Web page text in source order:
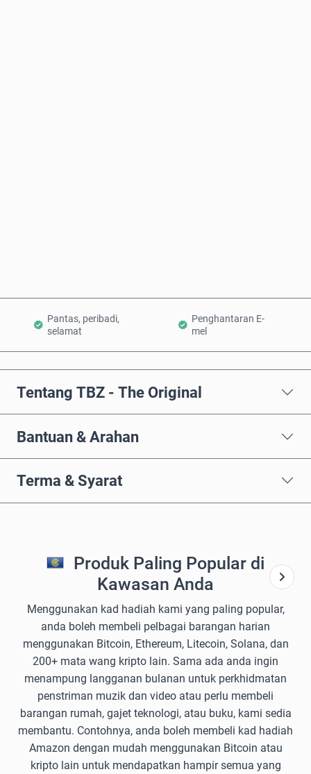
Pantas, peribadi,
selamat
Penghantaran E-
mel
Tentang TBZ - The Original
Bantuan & Arahan
Terma & Syarat
Produk Paling Popular di
Kawasan Anda
Menggunakan kad hadiah kami yang paling popular,
anda boleh membeli pelbagai barangan harian
menggunakan Bitcoin, Ethereum, Litecoin, Solana, dan
200+ mata wang kripto lain. Sama ada anda ingin
menampung langganan bulanan untuk perkhidmatan
penstriman muzik dan video atau perlu membeli
barangan rumah, gajet teknologi, atau buku, kami sedia
membantu. Contohnya, anda boleh membeli kad hadiah
Amazon dengan mudah menggunakan Bitcoin atau
kripto lain untuk mendapatkan hampir semua yang